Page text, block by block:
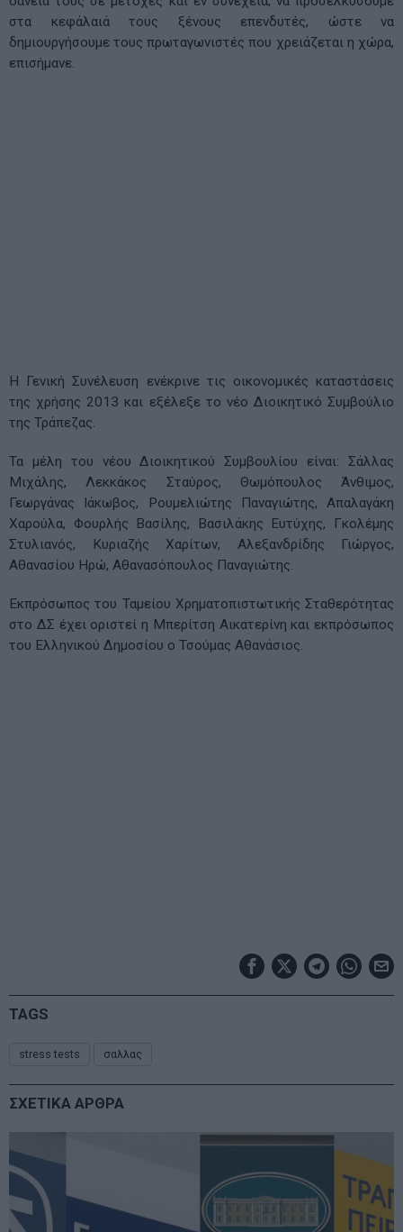
στα κεφάλαιά τους ξένους επενδυτές, ώστε να
δημιουργήσουμε τους πρωταγωνιστές που χρειάζεται η χώρα,
επισήμανε.
Η Γενική Συνέλευση ενέκρινε τις οικονομικές καταστάσεις
της χρήσης 2013 και εξέλεξε το νέο Διοικητικό Συμβούλιο
της Τράπεζας.
Τα μέλη του νέου Διοικητικού Συμβουλίου είναι: Σάλλας
Μιχάλης, Λεκκάκος Σταύρος, Θωμόπουλος Άνθιμος,
Γεωργάνας Ιάκωβος, Ρουμελιώτης Παναγιώτης, Απαλαγάκη
Χαρούλα, Φουρλής Βασίλης, Βασιλάκης Ευτύχης, Γκολέμης
Στυλιανός, Κυριαζής Χαρίτων, Αλεξανδρίδης Γιώργος,
Αθανασίου Ηρώ, Αθανασόπουλος Παναγιώτης.
Εκπρόσωπος του Ταμείου Χρηματοπιστωτικής Σταθερότητας
στο ΔΣ έχει οριστεί η Μπερίτση Αικατερίνη και εκπρόσωπος
του Ελληνικού Δημοσίου ο Τσούμας Αθανάσιος.
TAGS
stress tests σαλλας
ΣΧΕΤΙΚΑ ΑΡΘΡΑ